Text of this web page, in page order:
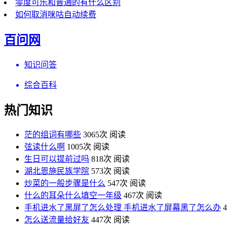
零度可乐和普通的有什么区别
如何取消咪咕自动续费
百问网
知识问答
综合百科
热门知识
茫的组词有哪些 3065次 阅读
弦读什么啊 1005次 阅读
生日可以提前过吗 818次 阅读
湖北恩施民族学院 573次 阅读
炒菜的一般步骤是什么 547次 阅读
什么的耳朵什么填空一年级 467次 阅读
手机进水了黑屏了怎么处理 手机进水了屏幕黑了怎么办
怎么送流量给好友 447次 阅读